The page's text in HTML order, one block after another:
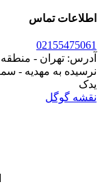
021
آدرس: تهران
مهدیه - سمت راست
مشاوره
ارسال